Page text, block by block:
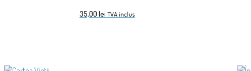
35,00leiTVA inclus